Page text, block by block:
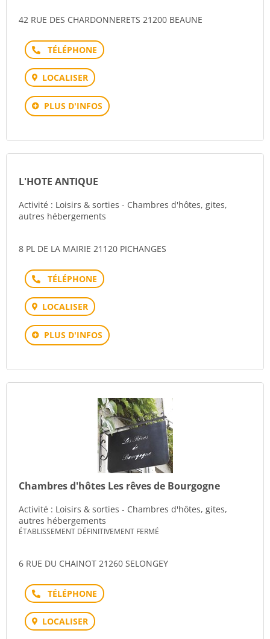
42 RUE DES CHARDONNERETS 21200 BEAUNE
Téléphone
LOCALISER
PLUS D'INFOS
L'HOTE ANTIQUE
Activité : Loisirs & sorties - Chambres d'hôtes, gites,
autres hébergements
8 PL DE LA MAIRIE 21120 PICHANGES
Téléphone
LOCALISER
PLUS D'INFOS
Chambres d'hôtes Les rêves de Bourgogne
Activité : Loisirs & sorties - Chambres d'hôtes, gites,
autres hébergements
ÉTABLISSEMENT DÉFINITIVEMENT FERMÉ
6 RUE DU CHAINOT 21260 SELONGEY
Téléphone
LOCALISER